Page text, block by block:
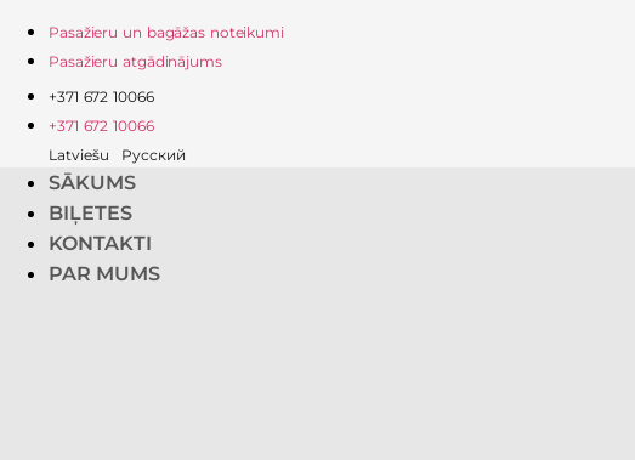
Pasažieru un bagāžas noteikumi
Pasažieru atgādinājums
+371 672 10066
+371 672 10066
Latviešu
Русский
SĀKUMS
BIĻETES
KONTAKTI
PAR MUMS